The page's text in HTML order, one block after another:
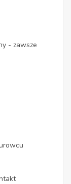
- zawsze